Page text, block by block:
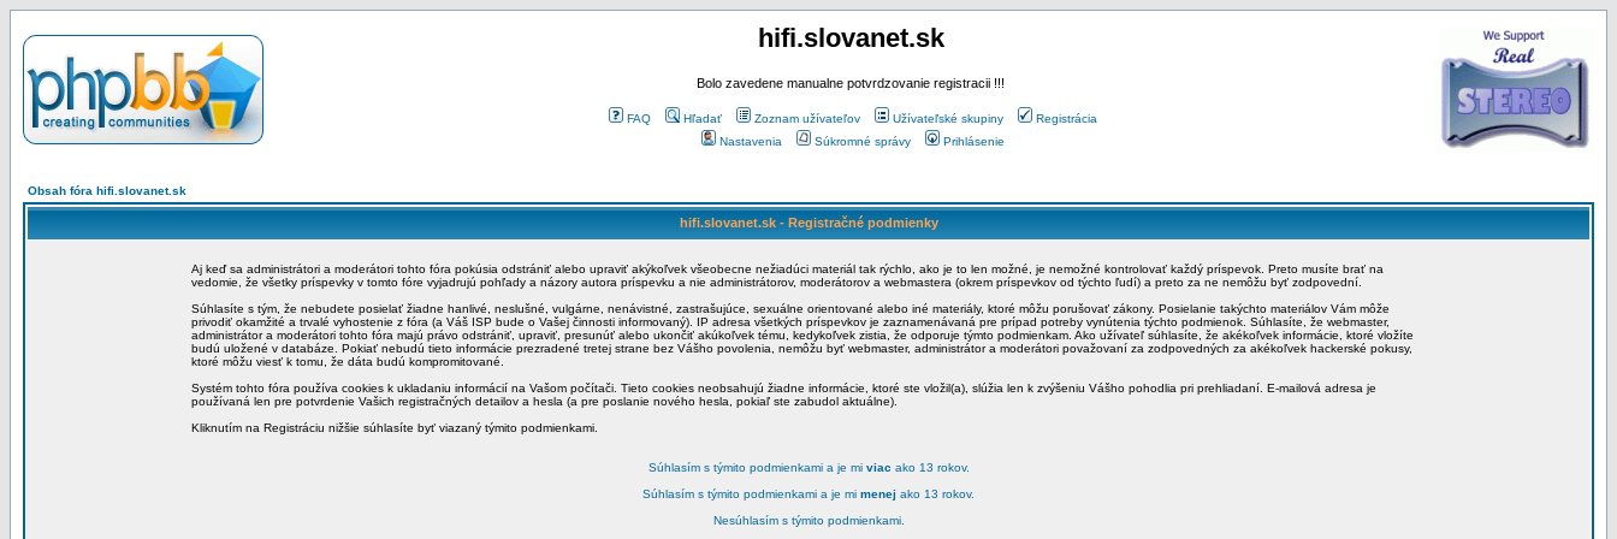
hifi.slovanet.sk
Bolo zavedene manualne potvrdzovanie registracii !!!
FAQ Hľadať Zoznam užívateľov Užívateľské skupiny
Registrácia
Nastavenia
Súkromné správy Prihlásenie
Obsah fóra hifi.slovanet.sk
hifi.slovanet.sk - Registračné podmienky
Aj keď sa administrátori a moderátori tohto fóra pokúsia odstrániť alebo upraviť akýkoľvek všeobecne nežiadúci materiál tak rýchlo, ako je to len možné, je nemožné kontrolovať každý príspevok. Preto musíte brať na
vedomie, že všetky príspevky v tomto fóre vyjadrujú pohľady a názory autora príspevku a nie administrátorov, moderátorov a webmastera (okrem príspevkov od týchto ľudí) a preto za ne nemôžu byť zodpovední.
Súhlasíte s tým, že nebudete posielať žiadne hanlivé, neslušné, vulgárne, nenávistné, zastrašujúce, sexuálne orientované alebo iné materiály, ktoré môžu porušovať zákony. Posielanie takýchto materiálov Vám môže
privodiť okamžité a trvalé vyhostenie z fóra (a Váš ISP bude o Vašej činnosti informovaný). IP adresa všetkých príspevkov je zaznamenávaná pre prípad potreby vynútenia týchto podmienok. Súhlasíte, že webmaster,
administrátor a moderátori tohto fóra majú právo odstrániť, upraviť, presunúť alebo ukončiť akúkoľvek tému, kedykoľvek zistia, že odporuje týmto podmienkam. Ako užívateľ súhlasíte, že akékoľvek informácie, ktoré vložíte
budú uložené v databáze. Pokiať nebudú tieto informácie prezradené tretej strane bez Vášho povolenia, nemôžu byť webmaster, administrátor a moderátori považovaní za zodpovedných za akékoľvek hackerské pokusy,
ktoré môžu viesť k tomu, že dáta budú kompromitované.
Systém tohto fóra používa cookies k ukladaniu informácií na Vašom počítači. Tieto cookies neobsahujú žiadne informácie, ktoré ste vložil(a), slúžia len k zvýšeniu Vášho pohodlia pri prehliadaní. E-mailová adresa je
používaná len pre potvrdenie Vašich registračných detailov a hesla (a pre poslanie nového hesla, pokiaľ ste zabudol aktuálne).
Kliknutím na Registráciu nižšie súhlasíte byť viazaný týmito podmienkami.
Súhlasím s týmito podmienkami a je mi viac ako 13 rokov.
Súhlasím s týmito podmienkami a je mi menej ako 13 rokov.
Nesúhlasím s týmito podmienkami.